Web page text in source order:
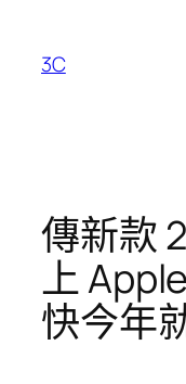
3C
傳新款
上
快今年